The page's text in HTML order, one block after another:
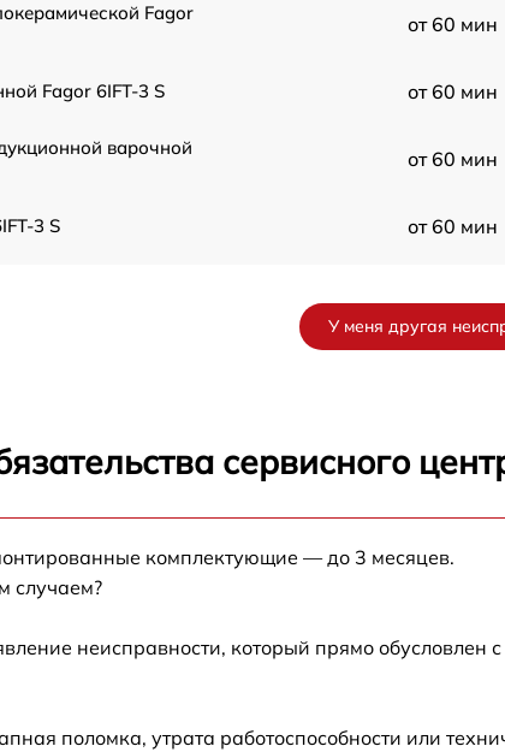
Fagor
от 60 мин
Fagor 6IFT-3 S от 60 мин
варочной
от 60 мин
3 S от 60 мин
3 S от 60 мин
У меня другая
сервисного
комплектующие — до 3 месяцев.
случаем?
неисправности, который прямо
поломка, утрата работоспособности или